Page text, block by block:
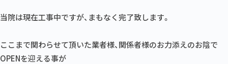
当院は現在工事中ですが、まもなく完了致します。
ここまで関わらせて頂いた業者様、関係者様のお力添えのお陰で
OPENを迎える事が